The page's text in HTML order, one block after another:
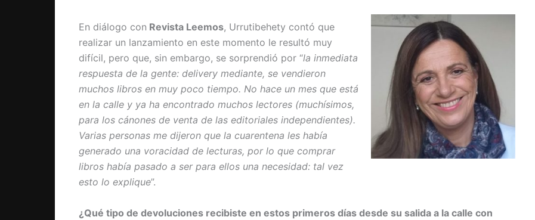
En diálogo con Revista Leemos, Urrutibehety contó que
realizar un lanzamiento en este momento le resultó muy
difícil, pero que, sin embargo, se sorprendió por “la inmediata
respuesta de la gente: delivery mediante, se vendieron
muchos libros en muy poco tiempo. No hace un mes que está
en la calle y ya ha encontrado muchos lectores (muchísimos,
para los cánones de venta de las editoriales independientes).
Varias personas me dijeron que la cuarentena les había
generado una voracidad de lecturas, por lo que comprar
libros había pasado a ser para ellos una necesidad: tal vez
esto lo explique”.
¿Qué tipo de devoluciones recibiste en estos primeros días desde su salida a la calle con